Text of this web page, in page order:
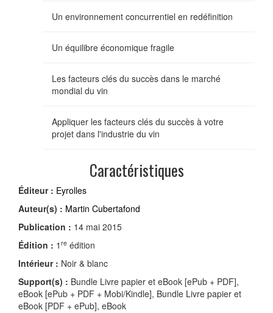
Un environnement concurrentiel en redéfinition
Un équilibre économique fragile
Les facteurs clés du succès dans le marché
mondial du vin
Appliquer les facteurs clés du succès à votre
projet dans l'industrie du vin
Caractéristiques
Éditeur : Eyrolles
Auteur(s) : Martin Cubertafond
Publication : 14 mai 2015
Édition : 1 re édition
Intérieur : Noir & blanc
Support(s) : Bundle Livre papier et eBook [ePub + PDF],
eBook [ePub + PDF + Mobi/Kindle], Bundle Livre papier et
eBook [PDF + ePub], eBook